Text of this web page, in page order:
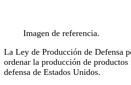
Imagen de referencia.
La Ley de Producción de Defensa
ordenar la producción de productos
defensa de Estados Unidos.